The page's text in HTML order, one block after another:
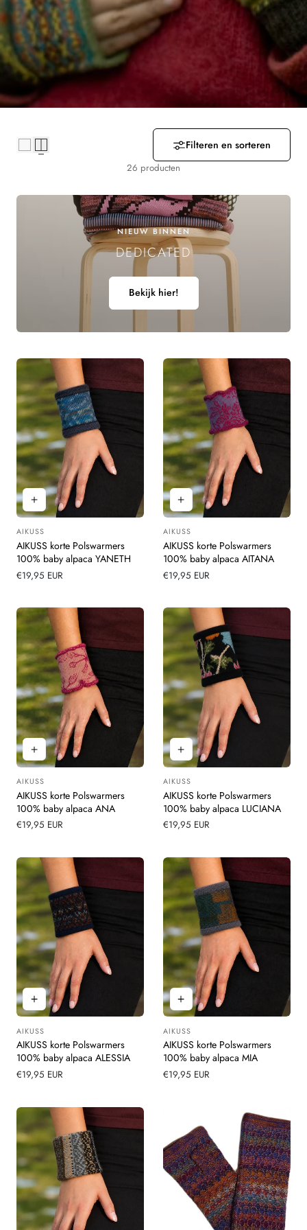
R
Z
A
M
E
I
Filteren en sorteren
26 producten
NIEUW BINNEN
DEDICATED
Bekijk hier!
Leverancier:
AIKUSS
AIKUSS korte Polswarmers
100% baby alpaca YANETH
Normale
€19,95 EUR
Leverancier:
AIKUSS
AIKUSS korte Polswarmers
100% baby alpaca AITANA
Normale
€19,95 EUR
Leverancier:
AIKUSS
AIKUSS korte Polswarmers
100% baby alpaca ANA
Normale
€19,95 EUR
Leverancier:
AIKUSS
AIKUSS korte Polswarmers
100% baby alpaca LUCIANA
Normale
€19,95 EUR
Leverancier:
AIKUSS
AIKUSS korte Polswarmers
100% baby alpaca ALESSIA
Normale
€19,95 EUR
Leverancier:
AIKUSS
AIKUSS korte Polswarmers
100% baby alpaca MIA
Normale
€19,95 EUR